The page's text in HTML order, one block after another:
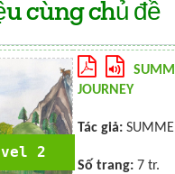
cùng chủ đề
2
JOURNEY
Tác giả:
Số trang: 7 tr.